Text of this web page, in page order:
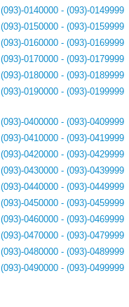
(093)-0140000 - (093)-0149999
(093)-0150000 - (093)-0159999
(093)-0160000 - (093)-0169999
(093)-0170000 - (093)-0179999
(093)-0180000 - (093)-0189999
(093)-0190000 - (093)-0199999
(093)-0400000 - (093)-0409999
(093)-0410000 - (093)-0419999
(093)-0420000 - (093)-0429999
(093)-0430000 - (093)-0439999
(093)-0440000 - (093)-0449999
(093)-0450000 - (093)-0459999
(093)-0460000 - (093)-0469999
(093)-0470000 - (093)-0479999
(093)-0480000 - (093)-0489999
(093)-0490000 - (093)-0499999